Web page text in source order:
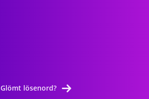
Glömt lösenord?